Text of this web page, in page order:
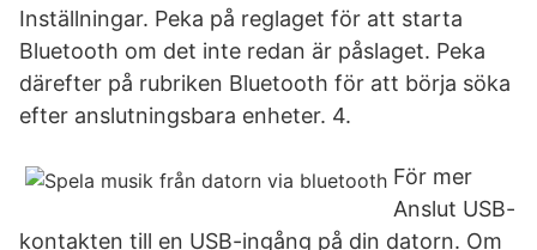
Inställningar. Peka på reglaget för att starta
Bluetooth om det inte redan är påslaget. Peka
därefter på rubriken Bluetooth för att börja söka
efter anslutningsbara enheter. 4.
För mer
Anslut USB-
kontakten till en USB-ingång på din datorn. Om